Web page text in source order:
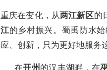
重庆在变化，从两江新区的
江的乡村振兴。蜀禹防水
应、创新，只为更好地服务
在开州的汉丰湖畔，在